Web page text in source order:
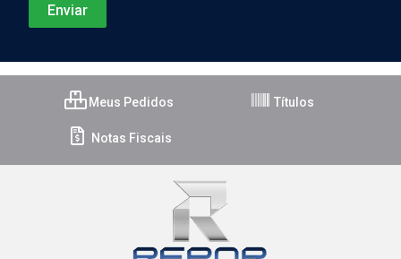
Meus Pedidos Títulos
Notas Fiscais